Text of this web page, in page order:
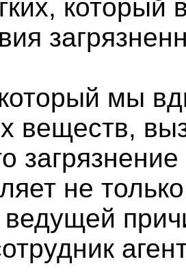
который
мы
веществ,
не
ведущей